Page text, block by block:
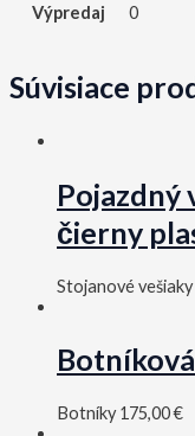
Výpredaj 0
Súvisiace
Pojazdný
čierny
Stojanové vešiaky
Botníky175,00€